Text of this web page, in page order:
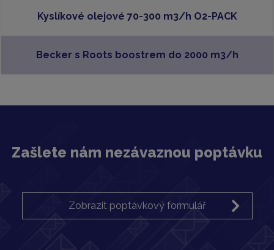
Kyslíkové olejové 70-300 m3/h O2-PACK
Becker s Roots boostrem do 2000 m3/h
Zašlete nám nezávaznou poptávku
Zobrazit poptávkový formulář